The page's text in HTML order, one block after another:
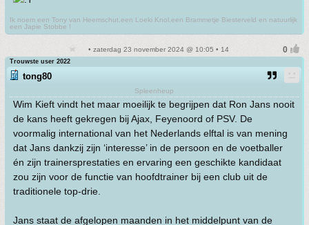
Ik noem een Tony van Heemschut,een Loeki Knol,een Brammetje Biesterveld en natuurlijk
een Japie Stobbe !
• zaterdag 23 november 2024 @ 10:05 • 14
Trouwste user 2022
tong80
Spleenheup
Wim Kieft vindt het maar moeilijk te begrijpen dat Ron Jans nooit
de kans heeft gekregen bij Ajax, Feyenoord of PSV. De
voormalig international van het Nederlands elftal is van mening
dat Jans dankzij zijn ‘interesse’ in de persoon en de voetballer
én zijn trainersprestaties en ervaring een geschikte kandidaat
zou zijn voor de functie van hoofdtrainer bij een club uit de
traditionele top-drie.
Jans staat de afgelopen maanden in het middelpunt van de